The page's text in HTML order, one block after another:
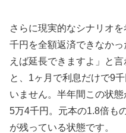
さらに現実的なシナリオ
千円を全額返済できなか
えば延長できますよ」と
と、1ヶ月で利息だけで9
いません。半年間この状
5万4千円。元本の1.8倍も
が残っている状態です。